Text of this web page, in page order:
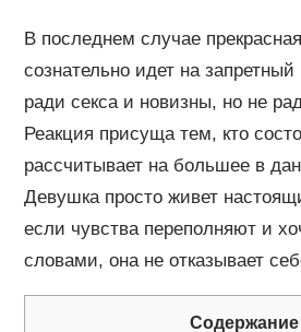
В последнем случае
сознательно идет на
ради секса и новизны, но не
Реакция присуща тем, кто
рассчитывает на большее в
Девушка просто живет
если чувства переполняют и
словами, она не отказывает
Содержание